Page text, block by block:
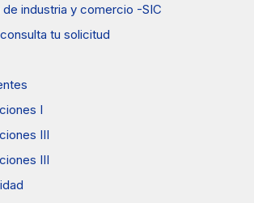
industria y comercio -SIC
tu solicitud
I
III
III